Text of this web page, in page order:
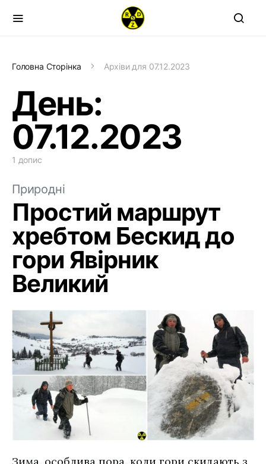
Головна Сторінка Архіви для 07.12.2023
День:
07.12.2023
1 допис
Природні
Простий маршрут
хребтом Бескид до
гори Явірник
Великий
Зима, особлива пора, коли гори скидають з